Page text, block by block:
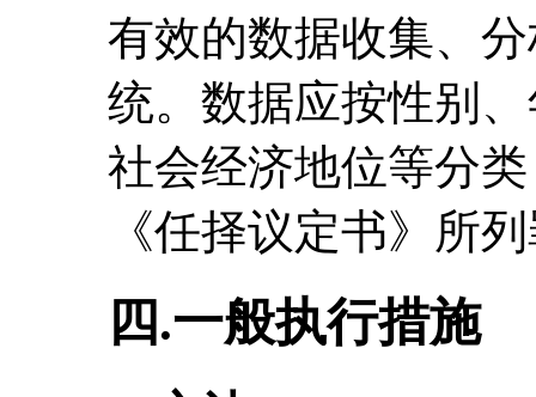
有效的数据收集、
统。数据应按性别
社会经济地位等分
《任择议定书》所
四.一般执行措施